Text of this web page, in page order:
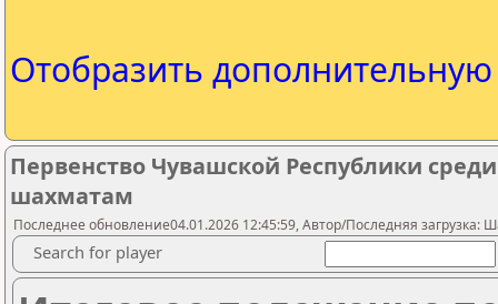
Отобразить
Первенство Чувашской Республики
шахматам
Последнее обновление04.01.2026 12:45:59, Автор/Последняя
Search for player